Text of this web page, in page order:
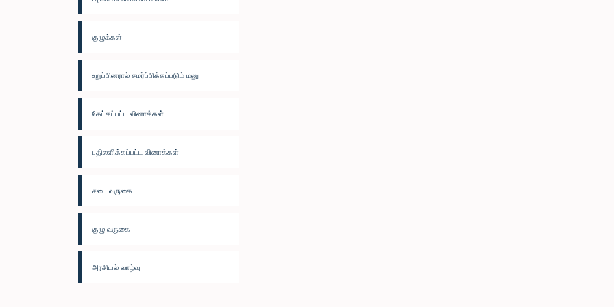
குழுக்கள்
உறுப்பினரால் சமர்ப்பிக்கப்படும் மனு
கேட்கப்பட்ட வினாக்கள்
பதிலளிக்கப்பட்ட வினாக்கள்
சபை வருகை
குழு வருகை
அரசியல் வாழ்வு